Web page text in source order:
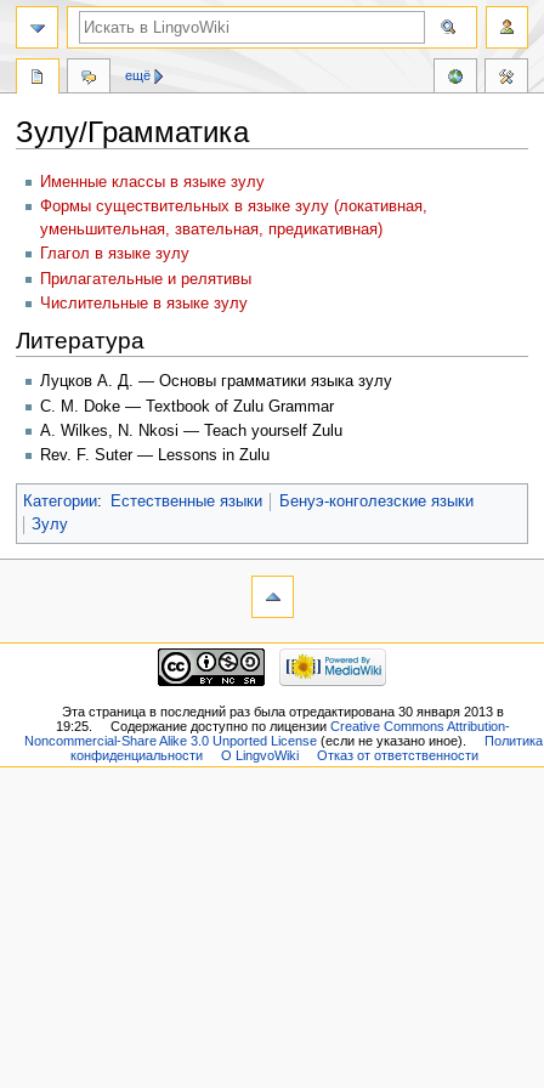
Зулу/Грамматика
Перейти
навигации
Перейти
поиску
Именные классы в языке зулу
Формы существительных в языке зулу (локативная,
уменьшительная, звательная, предикативная)
Глагол в языке зулу
Прилагательные и релятивы
Числительные в языке зулу
Литература
Луцков А. Д. — Основы грамматики языка зулу
C. M. Doke — Textbook of Zulu Grammar
A. Wilkes, N. Nkosi — Teach yourself Zulu
Rev. F. Suter — Lessons in Zulu
Категории: Естественные языки
Бенуэ-конголезские языки
Зулу
ещё
Эта страница в последний раз была отредактирована 30 января 2013 в
19:25.
Содержание доступно по лицензииCreative Commons Attribution-
Noncommercial-Share Alike 3.0 Unported License(если не указано иное).
Политика
конфиденциальности
О LingvoWiki Отказ от ответственности